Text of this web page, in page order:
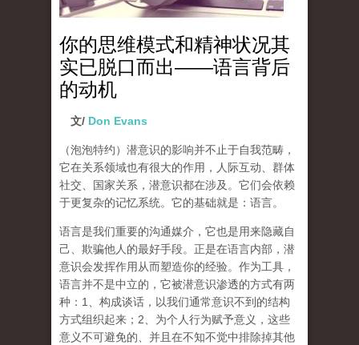
你的思维模式和精神状况其
实已脱口而出——语言背后
的动机
文/ Don Evans
（泡泡特约） 潜意识的影响并不止于自我范畴，
它在关系领域也有很大的作用，人际互动、群体
社交、国家关系，潜意识都在涉及。它们会依赖
于更复杂的记忆系统。它的基础就是：语言。
语言是我们重要的沟通媒介，它也是用来隐藏自
己、欺骗他人的最好手段。正是在语言内部，潜
意识会发挥作用从而塑造你的经验。作为工具，
语言并不是中立的， 它被潜意识渗透的方式有两
种：1、构成谈话，以我们通常意识不到的结构
方式组织起来；2、为个人行为赋予意义，这些
意义不可避免的、并且在不知不觉中排除掉其他